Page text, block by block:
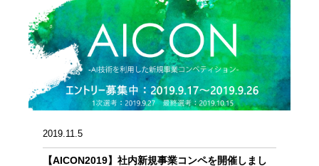
2019.11.5
【AICON2019】社内新規事業コンペを開催しまし